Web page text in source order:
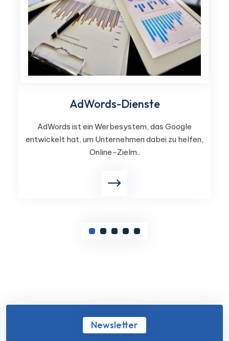
AdWords-Dienste
AdWords ist ein Werbesystem, das Google
entwickelt hat, um Unternehmen dabei zu helfen,
Online-Zielm..
Newsletter